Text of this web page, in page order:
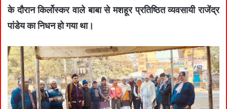
के दौरान किर्लोस्कर वाले बाबा से मशहूर प्रतिष्ठित व्यवसायी राजेंद्र
पांडेय का निधन हो गया था।